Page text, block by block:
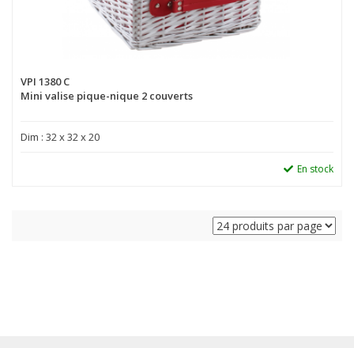
VPI 1380 C
Mini valise pique-nique 2 couverts
Dim : 32 x 32 x 20
En stock